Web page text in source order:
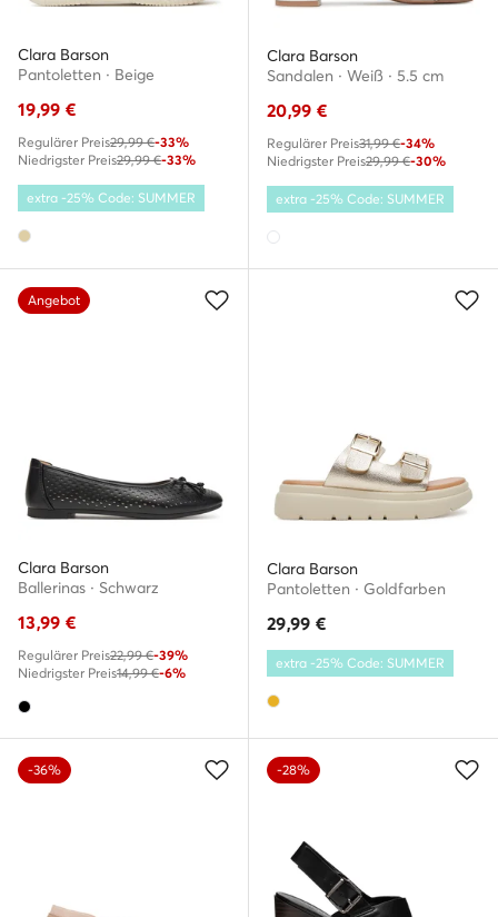
Clara Barson
Pantoletten · Beige
19,99 €
Regulärer Preis29,99 €-33%
Niedrigster Preis29,99 €-33%
extra -25% Code: SUMMER
Clara Barson
Sandalen · Weiß · 5.5 cm
20,99 €
Regulärer Preis31,99 €-34%
Niedrigster Preis29,99 €-30%
extra -25% Code: SUMMER
Angebot
Clara Barson
Ballerinas · Schwarz
13,99 €
Regulärer Preis22,99 €-39%
Niedrigster Preis14,99 €-6%
Clara Barson
Pantoletten · Goldfarben
29,99 €
extra -25% Code: SUMMER
-36% -28%